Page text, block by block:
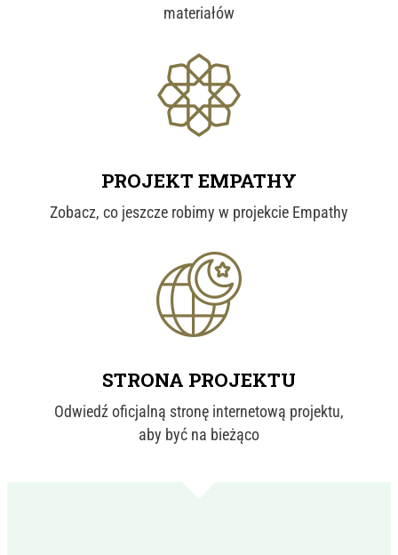
materiałów
PROJEKT EMPATHY
Zobacz, co jeszcze robimy w projekcie Empathy
STRONA PROJEKTU
Odwiedź oficjalną stronę internetową projektu,
aby być na bieżąco